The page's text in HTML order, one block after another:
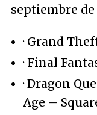
septiembre de
· Grand
· Final
· Dragon
Age –